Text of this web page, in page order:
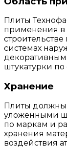
Плиты
применения
системах
декоративным
штукатурки
Хранение
Плиты должны
уложенными
по маркам и
хранения
воздействия